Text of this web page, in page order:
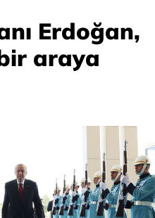
Erdoğan,
araya